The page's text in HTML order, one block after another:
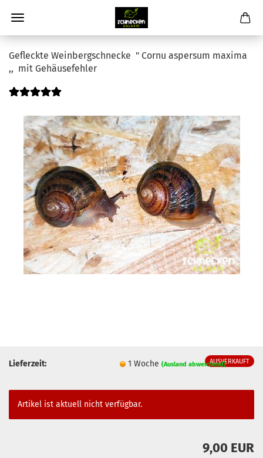
Gefleckte Weinbergschnecke " Cornu aspersum maxima
,, mit Gehäusefehler
AUSVERKAUFT
Lieferzeit: 1 Woche(Ausland abweichend)
Artikel ist aktuell nicht verfügbar.
9,00 EUR